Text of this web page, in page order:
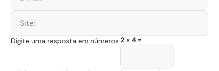
Digite uma resposta em números:2 × 4 =